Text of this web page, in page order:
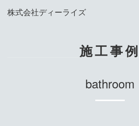
株式会社ディーライズ
施工事例
bathroom